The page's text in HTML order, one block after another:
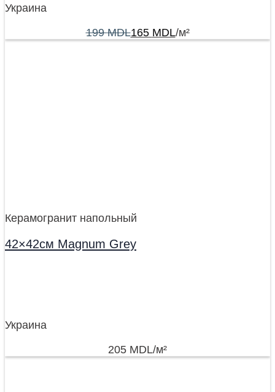
Украина
199MDL165 MDL/м²
Керамогранит напольный
42×42см Magnum Grey
Украина
205 MDL/м²